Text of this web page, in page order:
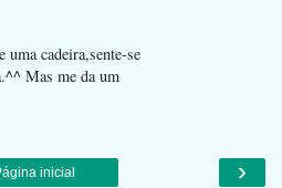
cadeira,sente-se
Mas me da um
›
inicial